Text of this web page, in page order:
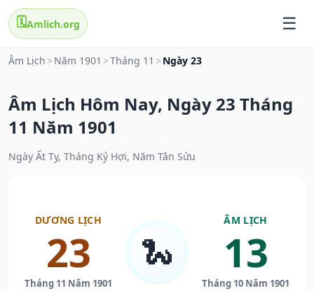
🗓️Amlich.org
Âm Lịch > Năm 1901 >Tháng 11 > Ngày 23
Âm Lịch Hôm Nay, Ngày 23 Tháng
11 Năm 1901
Ngày Ất Tỵ, Tháng Kỷ Hợi, Năm Tân Sửu
DƯƠNG LỊCH
23
Tháng 11 Năm 1901
🐍
ÂM LỊCH
13
Tháng 10 Năm 1901